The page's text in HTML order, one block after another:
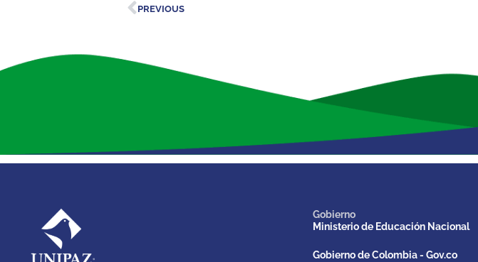
PREVIOUS
Gobierno
Ministerio de Educación Nacional
Gobierno de Colombia - Gov.co